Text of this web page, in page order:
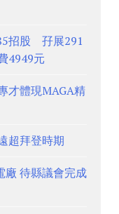
招股 孖展291
4949元
才體現MAGA精
超拜登時期
廠 待縣議會完成